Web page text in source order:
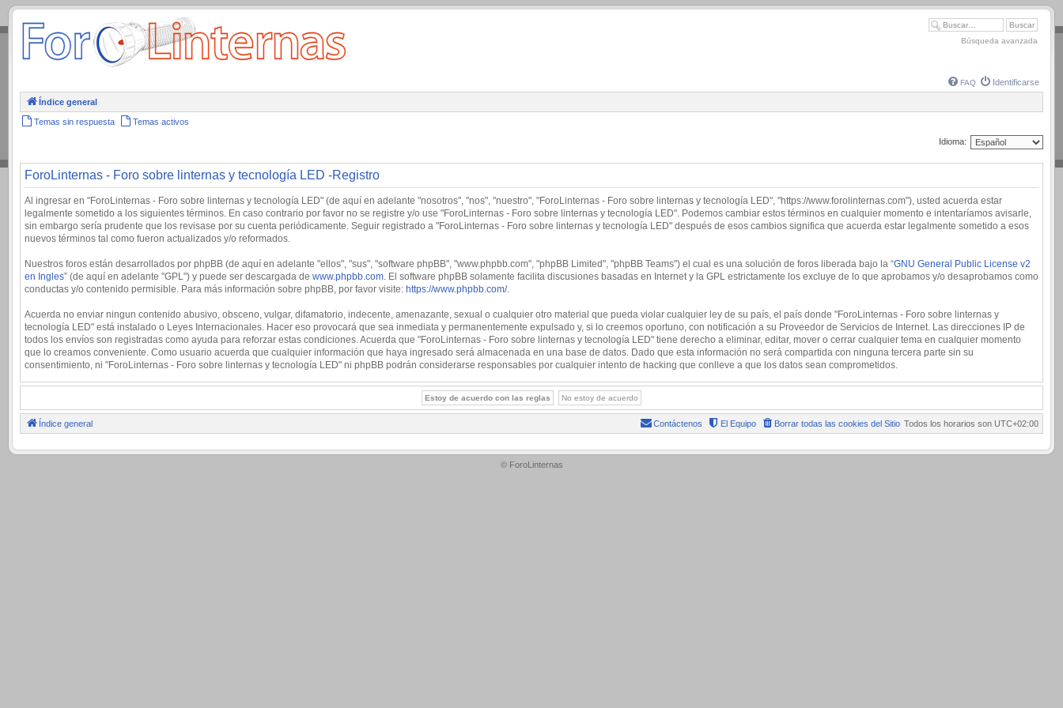
.
Búsqueda avanzada
FAQ Identificarse
Índice general
Temas sin respuesta Temas activos
Idioma:
ForoLinternas - Foro sobre linternas y tecnología LED -Registro
Al ingresar en "ForoLinternas - Foro sobre linternas y tecnología LED" (de aquí en adelante "nosotros", "nos", "nuestro", "ForoLinternas - Foro sobre linternas y tecnología LED", "https://www.forolinternas.com"), usted acuerda estar
legalmente sometido a los siguientes términos. En caso contrario por favor no se registre y/o use "ForoLinternas - Foro sobre linternas y tecnología LED". Podemos cambiar estos términos en cualquier momento e intentaríamos avisarle,
sin embargo sería prudente que los revisase por su cuenta periódicamente. Seguir registrado a "ForoLinternas - Foro sobre linternas y tecnología LED" después de esos cambios significa que acuerda estar legalmente sometido a esos
nuevos términos tal como fueron actualizados y/o reformados.
Nuestros foros están desarrollados por phpBB (de aquí en adelante "ellos", "sus", "software phpBB", "www.phpbb.com", "phpBB Limited", "phpBB Teams") el cual es una solución de foros liberada bajo la “GNU General Public License v2
en Ingles” (de aquí en adelante "GPL") y puede ser descargada de www.phpbb.com . El software phpBB solamente facilita discusiones basadas en Internet y la GPL estrictamente los excluye de lo que aprobamos y/o desaprobamos como
conductas y/o contenido permisible. Para más información sobre phpBB, por favor visite: https://www.phpbb.com/.
Acuerda no enviar ningun contenido abusivo, obsceno, vulgar, difamatorio, indecente, amenazante, sexual o cualquier otro material que pueda violar cualquier ley de su país, el país donde "ForoLinternas - Foro sobre linternas y
tecnología LED" está instalado o Leyes Internacionales. Hacer eso provocará que sea inmediata y permanentemente expulsado y, si lo creemos oportuno, con notificación a su Proveedor de Servicios de Internet. Las direcciones IP de
todos los envíos son registradas como ayuda para reforzar estas condiciones. Acuerda que "ForoLinternas - Foro sobre linternas y tecnología LED" tiene derecho a eliminar, editar, mover o cerrar cualquier tema en cualquier momento
que lo creamos conveniente. Como usuario acuerda que cualquier información que haya ingresado será almacenada en una base de datos. Dado que esta información no será compartida con ninguna tercera parte sin su
consentimiento, ni "ForoLinternas - Foro sobre linternas y tecnología LED" ni phpBB podrán considerarse responsables por cualquier intento de hacking que conlleve a que los datos sean comprometidos.
Índice general Todos los horarios son UTC+02:00
Borrar todas las cookies del Sitio
El Equipo
Contáctenos
.
© ForoLinternas